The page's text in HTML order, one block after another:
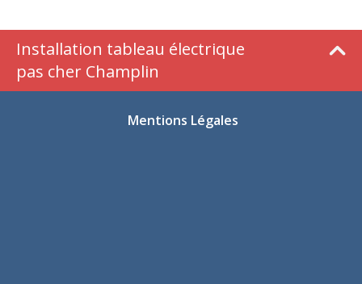
Installation tableau électrique
pas cher Champlin
Mentions Légales